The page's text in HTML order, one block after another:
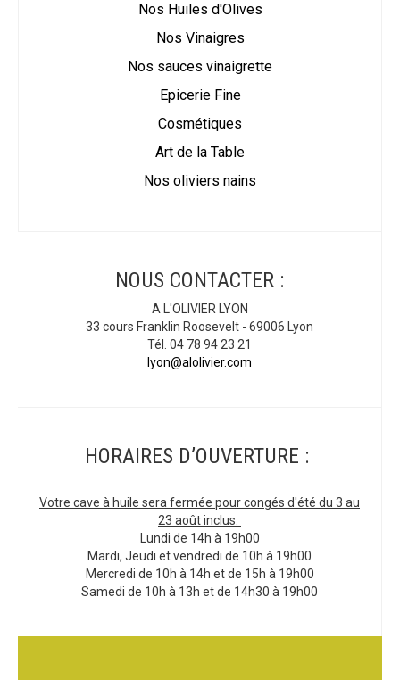
Nos Huiles d'Olives
Nos Vinaigres
Nos sauces vinaigrette
Epicerie Fine
Cosmétiques
Art de la Table
Nos oliviers nains
NOUS CONTACTER :
A L'OLIVIER LYON
33 cours Franklin Roosevelt - 69006 Lyon
Tél. 04 78 94 23 21
lyon@alolivier.com
HORAIRES D’OUVERTURE :
Votre cave à huile sera fermée pour congés d'été du 3 au
23 août inclus.
Lundi de 14h à 19h00
Mardi, Jeudi et vendredi de 10h à 19h00
Mercredi de 10h à 14h et de 15h à 19h00
Samedi de 10h à 13h et de 14h30 à 19h00